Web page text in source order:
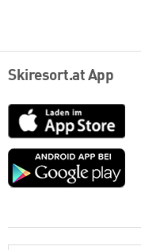
Skiresort.at App
App
Store